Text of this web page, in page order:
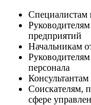
Специалистам
предприятий
Начальникам
персонала
Соискателям,
сфере